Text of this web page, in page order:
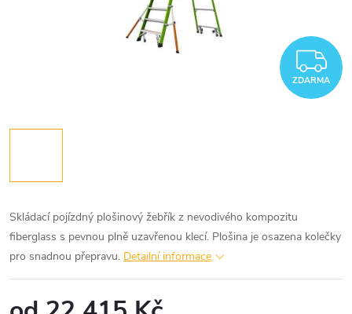
ZDARMA
Skládací pojízdný plošinový žebřík z nevodivého kompozitu
fiberglass s pevnou plně uzavřenou klecí. Plošina je osazena kolečky
pro snadnou přepravu. Detailní informace